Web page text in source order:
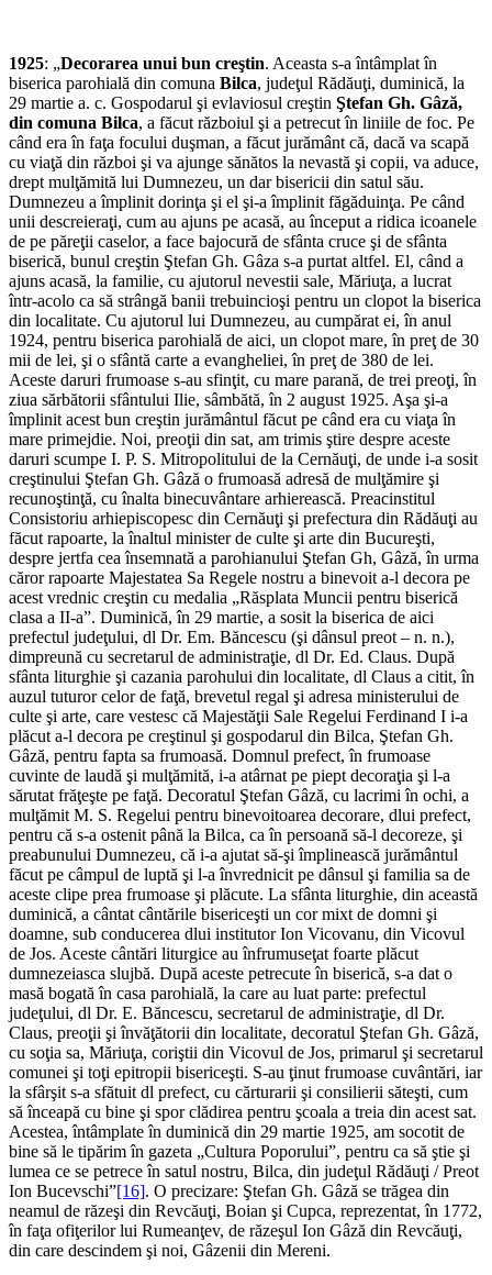
1925: „Decorarea unui bun creştin. Aceasta s-a întâmplat în
biserica parohială din comuna Bilca, judeţul Rădăuţi, duminică, la
29 martie a. c. Gospodarul şi evlaviosul creştin Ştefan Gh. Gâză,
din comuna Bilca, a făcut războiul şi a petrecut în liniile de foc. Pe
când era în faţa focului duşman, a făcut jurământ că, dacă va scapă
cu viaţă din război şi va ajunge sănătos la nevastă şi copii, va aduce,
drept mulţămită lui Dumnezeu, un dar bisericii din satul său.
Dumnezeu a împlinit dorinţa şi el şi-a împlinit făgăduinţa. Pe când
unii descreieraţi, cum au ajuns pe acasă, au început a ridica icoanele
de pe păreţii caselor, a face bajocură de sfânta cruce şi de sfânta
biserică, bunul creştin Ştefan Gh. Gâza s-a purtat altfel. El, când a
ajuns acasă, la familie, cu ajutorul nevestii sale, Măriuţa, a lucrat
într-acolo ca să strângă banii trebuincioşi pentru un clopot la biserica
din localitate. Cu ajutorul lui Dumnezeu, au cumpărat ei, în anul
1924, pentru biserica parohială de aici, un clopot mare, în preţ de 30
mii de lei, şi o sfântă carte a evangheliei, în preţ de 380 de lei.
Aceste daruri frumoase s-au sfinţit, cu mare parană, de trei preoţi, în
ziua sărbătorii sfântului Ilie, sâmbătă, în 2 august 1925. Aşa şi-a
împlinit acest bun creştin jurământul făcut pe când era cu viaţa în
mare primejdie. Noi, preoţii din sat, am trimis ştire despre aceste
daruri scumpe I. P. S. Mitropolitului de la Cernăuţi, de unde i-a sosit
creştinului Ştefan Gh. Gâză o frumoasă adresă de mulţămire şi
recunoştinţă, cu înalta binecuvântare arhierească. Preacinstitul
Consistoriu arhiepiscopesc din Cernăuţi şi prefectura din Rădăuţi au
făcut rapoarte, la înaltul minister de culte şi arte din Bucureşti,
despre jertfa cea însemnată a parohianului Ştefan Gh, Gâză, în urma
căror rapoarte Majestatea Sa Regele nostru a binevoit a-l decora pe
acest vrednic creştin cu medalia „Răsplata Muncii pentru biserică
clasa a II-a”. Duminică, în 29 martie, a sosit la biserica de aici
prefectul judeţului, dl Dr. Em. Băncescu (şi dânsul preot – n. n.),
dimpreună cu secretarul de administraţie, dl Dr. Ed. Claus. După
sfânta liturghie şi cazania parohului din localitate, dl Claus a citit, în
auzul tuturor celor de faţă, brevetul regal şi adresa ministerului de
culte şi arte, care vestesc că Majestăţii Sale Regelui Ferdinand I i-a
plăcut a-l decora pe creştinul şi gospodarul din Bilca, Ştefan Gh.
Gâză, pentru fapta sa frumoasă. Domnul prefect, în frumoase
cuvinte de laudă şi mulţămită, i-a atârnat pe piept decoraţia şi l-a
sărutat frăţeşte pe faţă. Decoratul Ştefan Gâză, cu lacrimi în ochi, a
mulţămit M. S. Regelui pentru binevoitoarea decorare, dlui prefect,
pentru că s-a ostenit până la Bilca, ca în persoană să-l decoreze, şi
preabunului Dumnezeu, că i-a ajutat să-şi împlinească jurământul
făcut pe câmpul de luptă şi l-a învrednicit pe dânsul şi familia sa de
aceste clipe prea frumoase şi plăcute. La sfânta liturghie, din această
duminică, a cântat cântările bisericeşti un cor mixt de domni şi
doamne, sub conducerea dlui institutor Ion Vicovanu, din Vicovul
de Jos. Aceste cântări liturgice au înfrumuseţat foarte plăcut
dumnezeiasca slujbă. După aceste petrecute în biserică, s-a dat o
masă bogată în casa parohială, la care au luat parte: prefectul
judeţului, dl Dr. E. Băncescu, secretarul de administraţie, dl Dr.
Claus, preoţii şi învăţătorii din localitate, decoratul Ştefan Gh. Gâză,
cu soţia sa, Măriuţa, coriştii din Vicovul de Jos, primarul şi secretarul
comunei şi toţi epitropii bisericeşti. S-au ţinut frumoase cuvântări, iar
la sfârşit s-a sfătuit dl prefect, cu cărturarii şi consilierii săteşti, cum
să înceapă cu bine şi spor clădirea pentru şcoala a treia din acest sat.
Acestea, întâmplate în duminică din 29 martie 1925, am socotit de
bine să le tipărim în gazeta „Cultura Poporului”, pentru ca să ştie şi
lumea ce se petrece în satul nostru, Bilca, din judeţul Rădăuţi / Preot
Ion Bucevschi”[16]. O precizare: Ştefan Gh. Gâză se trăgea din
neamul de răzeşi din Revcăuţi, Boian şi Cupca, reprezentat, în 1772,
în faţa ofiţerilor lui Rumeanţev, de răzeşul Ion Gâză din Revcăuţi,
din care descindem şi noi, Gâzenii din Mereni.